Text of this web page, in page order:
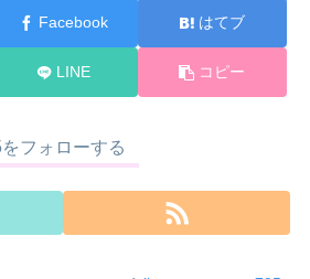
Facebook はてブ
LINE コピー
フォローする